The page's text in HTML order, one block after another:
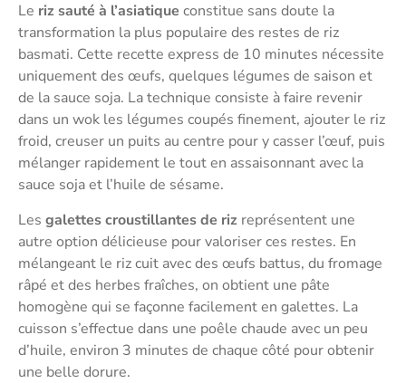
Le riz sauté à l’asiatique constitue sans doute la
transformation la plus populaire des restes de riz
basmati. Cette recette express de 10 minutes nécessite
uniquement des œufs, quelques légumes de saison et
de la sauce soja. La technique consiste à faire revenir
dans un wok les légumes coupés finement, ajouter le riz
froid, creuser un puits au centre pour y casser l’œuf, puis
mélanger rapidement le tout en assaisonnant avec la
sauce soja et l’huile de sésame.
Les galettes croustillantes de riz représentent une
autre option délicieuse pour valoriser ces restes. En
mélangeant le riz cuit avec des œufs battus, du fromage
râpé et des herbes fraîches, on obtient une pâte
homogène qui se façonne facilement en galettes. La
cuisson s’effectue dans une poêle chaude avec un peu
d’huile, environ 3 minutes de chaque côté pour obtenir
une belle dorure.